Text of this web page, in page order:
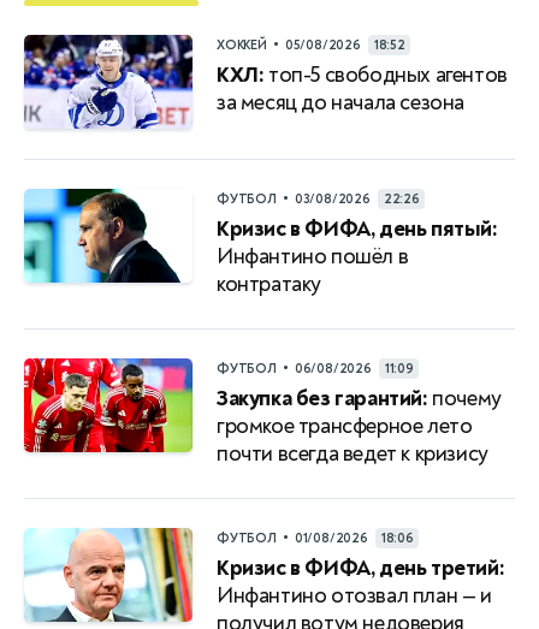
ХОККЕЙ • 05/08/2026 18:52
КХЛ: топ-5 свободных агентов
за месяц до начала сезона
ФУТБОЛ • 03/08/2026 22:26
Кризис в ФИФА, день пятый:
Инфантино пошёл в
контратаку
ФУТБОЛ • 06/08/2026 11:09
Закупка без гарантий: почему
громкое трансферное лето
почти всегда ведет к кризису
ФУТБОЛ • 01/08/2026 18:06
Кризис в ФИФА, день третий:
Инфантино отозвал план — и